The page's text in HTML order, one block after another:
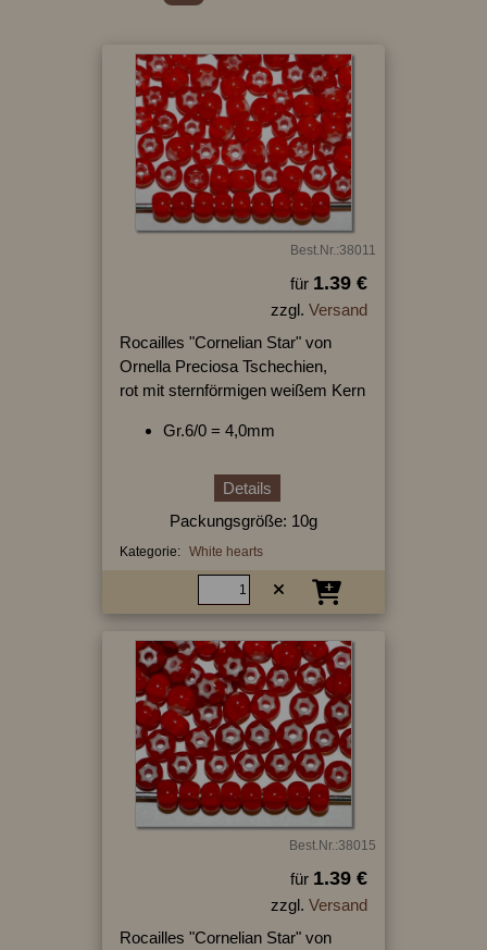
Best.Nr.:38011
für 1.39 €
zzgl. Versand
Rocailles "Cornelian Star" von
Ornella Preciosa Tschechien,
rot mit sternförmigen weißem Kern
Gr.6/0 = 4,0mm
Details
Packungsgröße: 10g
Kategorie: White hearts
Best.Nr.:38015
für 1.39 €
zzgl. Versand
Rocailles "Cornelian Star" von